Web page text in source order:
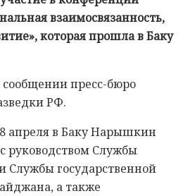
взаимосвязанность,
которая прошла в Баку
сообщении пресс-бюро
РФ.
апреля в Баку Нарышкин
руководством Службы
Службы государственной
а также